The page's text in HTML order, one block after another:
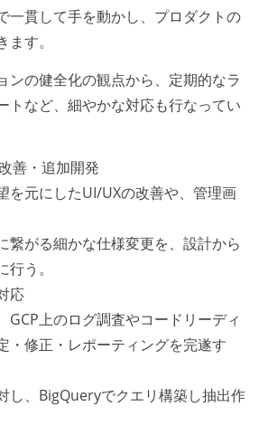
一貫して手を動かし、プロダクトの
す。
ンの健全化の観点から、定期的なラ
トなど、細やかな対応も行なってい
善・追加開発
を元にしたUI/UXの改善や、管理画
繋がる細かな仕様変更を、設計から
う。
応
GCP上のログ調査やコードリーディ
・修正・レポーティングを完遂す
し、BigQueryでクエリ構築し抽出作